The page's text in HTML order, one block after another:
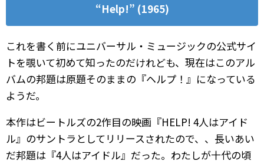
“Help!” (1965)
これを書く前にユニバーサル・ミュージックの公式サイ
トを覗いて初めて知ったのだけれども、現在はこのアル
バムの邦題は原題そのままの『ヘルプ！』になっている
ようだ。
本作はビートルズの2作目の映画『HELP! 4人はアイド
ル』のサントラとしてリリースされたので、、長いあい
だ邦題は『4人はアイドル』だった。わたしが十代の頃